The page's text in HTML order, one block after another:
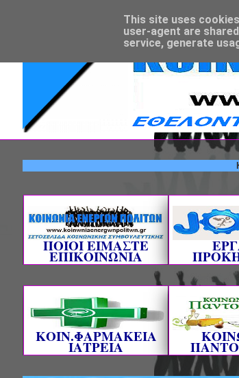
ΠΟΙΟΙ ΕΙΜΑΣΤΕ
ΕΠΙΚΟΙΝΩΝΙΑ
ΚΟΙΝ.ΦΑΡΜΑΚΕΙΑ
ΙΑΤΡΕΙΑ
This site uses
user-agent are
service, generate